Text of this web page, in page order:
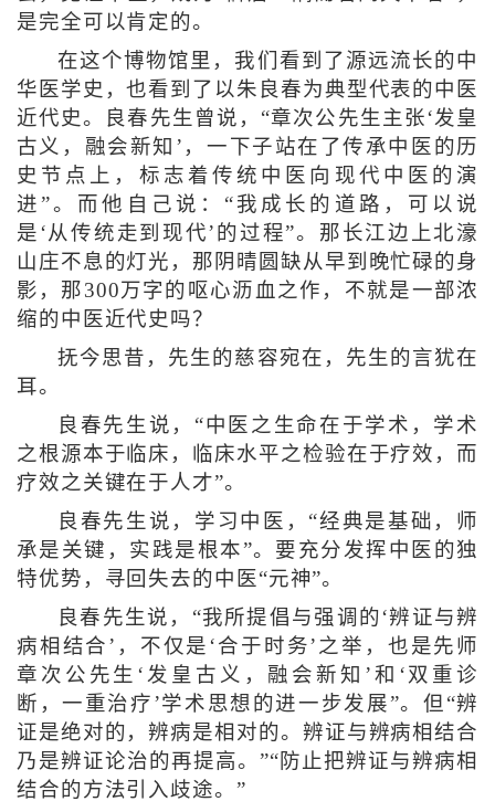
是完全可以肯定的。
在这个博物馆里，我们看到了源远流长的中
华医学史，也看到了以朱良春为典型代表的中医
近代史。良春先生曾说，“章次公先生主张‘发皇
古义，融会新知’，一下子站在了传承中医的历
史节点上，标志着传统中医向现代中医的演
进”。而他自己说：“我成长的道路，可以说
是‘从传统走到现代’的过程”。那长江边上北濠
山庄不息的灯光，那阴晴圆缺从早到晚忙碌的身
影，那300万字的呕心沥血之作，不就是一部浓
缩的中医近代史吗？
抚今思昔，先生的慈容宛在，先生的言犹在
耳。
良春先生说，“中医之生命在于学术，学术
之根源本于临床，临床水平之检验在于疗效，而
疗效之关键在于人才”。
良春先生说，学习中医，“经典是基础，师
承是关键，实践是根本”。要充分发挥中医的独
特优势，寻回失去的中医“元神”。
良春先生说，“我所提倡与强调的‘辨证与辨
病相结合’，不仅是‘合于时务’之举，也是先师
章次公先生‘发皇古义，融会新知’和‘双重诊
断，一重治疗’学术思想的进一步发展”。但“辨
证是绝对的，辨病是相对的。辨证与辨病相结合
乃是辨证论治的再提高。”“防止把辨证与辨病相
结合的方法引入歧途。”